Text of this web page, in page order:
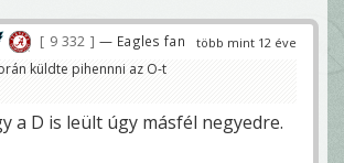
több mint 12 éve
9 332 — Eagles fan
küldte pihennni az O-t
a D is leült úgy másfél negyedre.